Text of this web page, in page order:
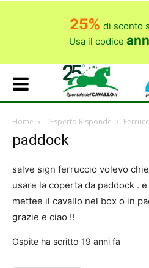
25% di sconto
Usa il codice
Home L’Esperto Risponde
paddock
salve sign ferruccio volevo
usare la coperta da paddock .
mettee il cavallo nel box o in
grazie e ciao !!
Ospite ha scritto 19 anni fa